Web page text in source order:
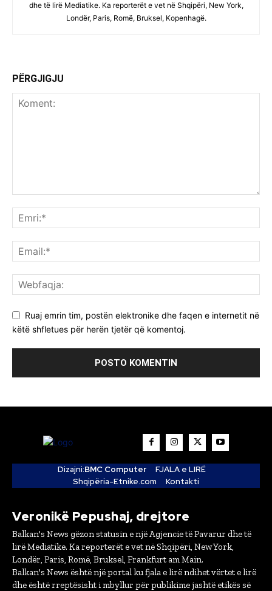
dhe të lirë Mediatike. Ka reporterët e vet në Shqipëri, New York,
Londër, Paris, Romë, Bruksel, Kopenhagë.
PËRGJIGJU
Ruaj emrin tim, postën elektronike dhe faqen e internetit në
këtë shfletues për herën tjetër që komentoj.
Dizajni:BMC Computer
FJALA e LIRË
Shqipëria-Etnike.com
Kontakti
Veronikë Pepushaj, drejtore
Balkan's News gëzon statusin e një Agjencie të Pavarur dhe të
lirë Mediatike. Ka reporterët e vet në Shqipëri, New York,
Londër, Paris, Romë, Bruksel, Frankfurt am Main.
Balkan's News është një portal ku fjala e lirë ndihet vërtet e lirë
dhe është rreptësisht i mbyllur për publikime jashtë etikës së